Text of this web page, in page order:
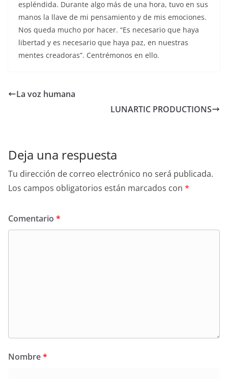
espléndida. Durante algo más de una hora, tuvo en sus
manos la llave de mi pensamiento y de mis emociones.
Nos queda mucho por hacer. “Es necesario que haya
libertad y es necesario que haya paz, en nuestras
mentes creadoras”. Centrémonos en ello.
La voz humana
LUNARTIC PRODUCTIONS
Deja una respuesta
Tu dirección de correo electrónico no será publicada.
Los campos obligatorios están marcados con *
Comentario *
Nombre*